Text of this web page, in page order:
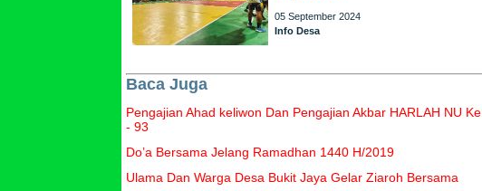
05 September 2024
Info Desa
Baca Juga
Pengajian Ahad keliwon Dan Pengajian Akbar HARLAH NU Ke
- 93
Do’a Bersama Jelang Ramadhan 1440 H/2019
Ulama Dan Warga Desa Bukit Jaya Gelar Ziaroh Bersama